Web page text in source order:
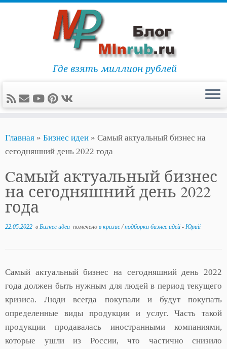
содержимому
Где взять миллион рублей
Главная » Бизнес идеи » Cамый актуальный бизнес на
сегодняшний день 2022 года
Cамый актуальный бизнес
на сегодняшний день 2022
года
22.05.2022 в Бизнес идеи помечено в кризис/подборки бизнес идей - Юрий
Самый актуальный бизнес на сегодняшний день 2022
года должен быть нужным для людей в период текущего
кризиса. Люди всегда покупали и будут покупать
определенные виды продукции и услуг. Часть такой
продукции продавалась иностранными компаниями,
которые ушли из России, что частично снизило